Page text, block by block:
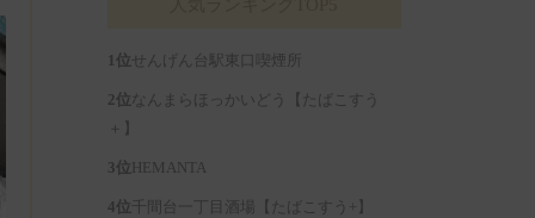
せんげん台駅東口喫煙所
なんまらほっかいどう【たばこすう
＋】
HEMANTA
千間台一丁目酒場【たばこすう+】